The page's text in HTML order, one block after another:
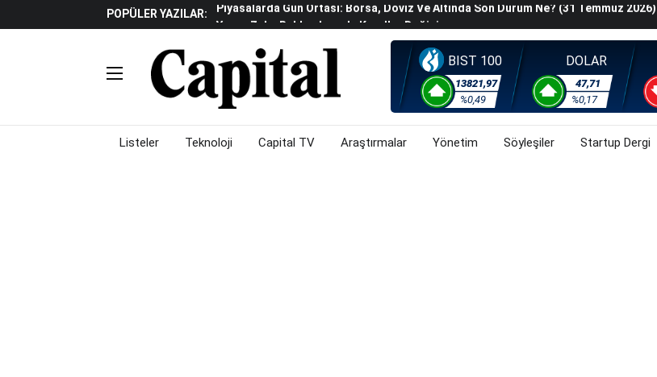
POPÜLER YAZILAR:
Yapay Zeka Reklamlarında Kurallar Değişiyor
Beyaz Eşya Sektöründe Daralma Sürüyor
Döviz Ve Altın Güne Nasıl Başladı? (31 Temmuz 2026)
Küresel Piyasalarda Teknoloji Rallisi Risk Iştahını Artırdı
Piyasalarda Gün Ortası: Borsa, Döviz Ve Altında Son Durum Ne? (31 Temmuz 2026)
BIST 100
13821,97
%0,49
DOLAR
47,71
%0,17
Listeler Teknoloji Capital TV Araştırmalar Yönetim Söyleşiler Startup Dergi